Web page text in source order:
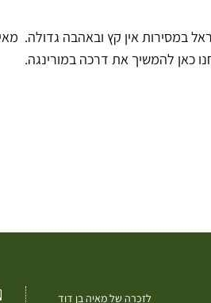
במסירות אין קץ ובאהבה גדולה.
לזכרה של מאיה בן דוד